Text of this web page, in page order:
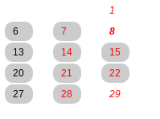
1
6 7
8
13 14
15
20 21
22
27 28
29